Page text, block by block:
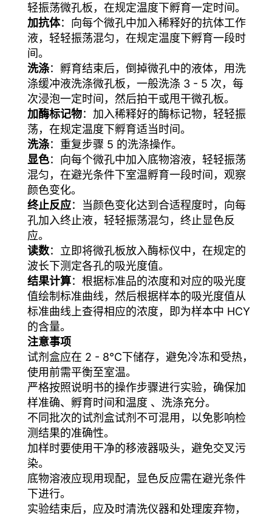
轻振荡微孔板，在规定温度下孵育一定时间。
加抗体：向每个微孔中加入稀释好的抗体工作
液，轻轻振荡混匀，在规定温度下孵育一段时
间。
洗涤：孵育结束后，倒掉微孔中的液体，用洗
涤缓冲液洗涤微孔板，一般洗涤 3 - 5 次，每
次浸泡一定时间，然后拍干或甩干微孔板。
加酶标记物：加入稀释好的酶标记物，轻轻振
荡，在规定温度下孵育适当时间。
洗涤：重复步骤 5 的洗涤操作。
显色：向每个微孔中加入底物溶液，轻轻振荡
混匀，在避光条件下室温孵育一段时间，观察
颜色变化。
终止反应：当颜色变化达到合适程度时，向每
孔加入终止液，轻轻振荡混匀，终止显色反
应。
读数：立即将微孔板放入酶标仪中，在规定的
波长下测定各孔的吸光度值。
结果计算：根据标准品的浓度和对应的吸光度
值绘制标准曲线，然后根据样本的吸光度值从
标准曲线上查得相应的浓度，即为样本中 HCY
的含量。
注意事项
试剂盒应在 2 - 8℃下储存，避免冷冻和受热，
使用前需平衡至室温。
严格按照说明书的操作步骤进行实验，确保加
样准确、孵育时间和温度 、洗涤充分。
不同批次的试剂盒试剂不可混用，以免影响检
测结果的准确性。
加样时要使用干净的移液器吸头，避免交叉污
染。
底物溶液应现用现配，显色反应需在避光条件
下进行。
实验结束后，应及时清洗仪器和处理废弃物，